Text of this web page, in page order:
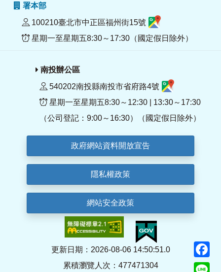
署本部
100210臺北市中正區福州街15號
星期一至星期五8:30～17:30（國定假日除外）
南投辦公區
540202南投縣南投市省府路4號
星期一至星期五8:30～12:30 | 13:30～17:30
（公司登記：9:00～16:30）（國定假日除外）
政府網站資料開放宣告
隱私權政策
網站安全政策
更新日期：2026-08-06 14:50:51.0
累積瀏覽人次：477471304